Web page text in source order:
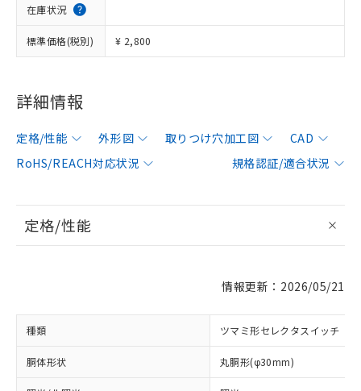
在庫状況
標準価格(税別) ¥ 2,800
詳細情報
定格/性能 外形図 取りつけ穴加工図
CAD
RoHS/REACH対応状況
規格認証/適合状況
定格/性能
情報更新：2026/05/21
種類 ツマミ形セレクタスイッチ
胴体形状 丸胴形(φ30mm)